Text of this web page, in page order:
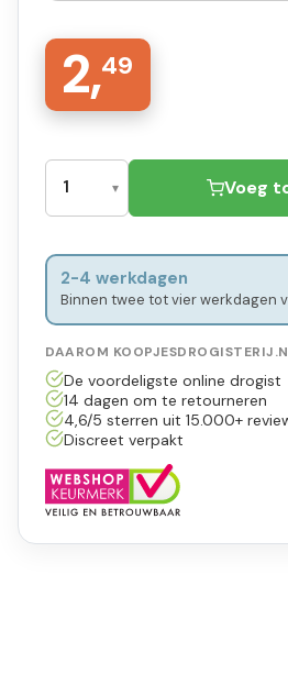
2,49
Voeg
2-4 werkdagen
Binnen twee tot vier werkdagen
DAAROM
De voordeligste online drogist
14 dagen om te retourneren
4,6/5 sterren uit 15.000+
Discreet verpakt